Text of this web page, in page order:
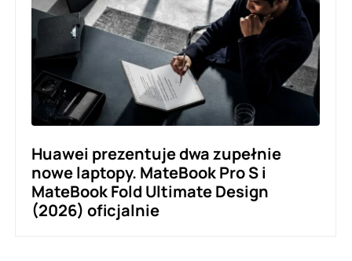
Huawei prezentuje dwa zupełnie
nowe laptopy. MateBook Pro S i
MateBook Fold Ultimate Design
(2026) oficjalnie